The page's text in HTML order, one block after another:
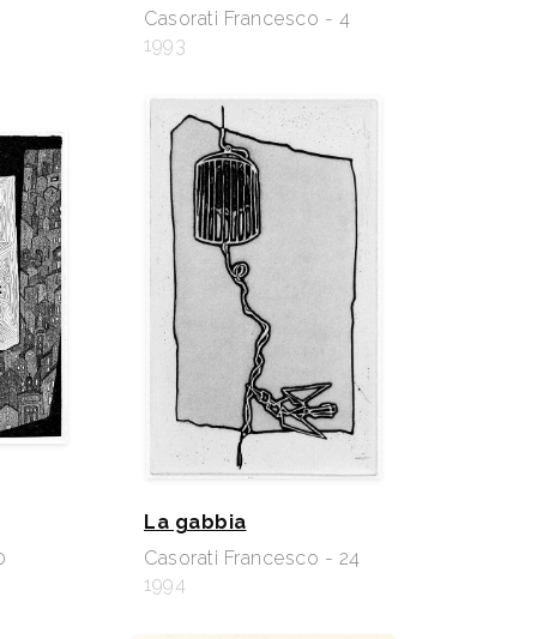
Casorati Francesco - 4
1993
La gabbia
Casorati Francesco - 24
1994